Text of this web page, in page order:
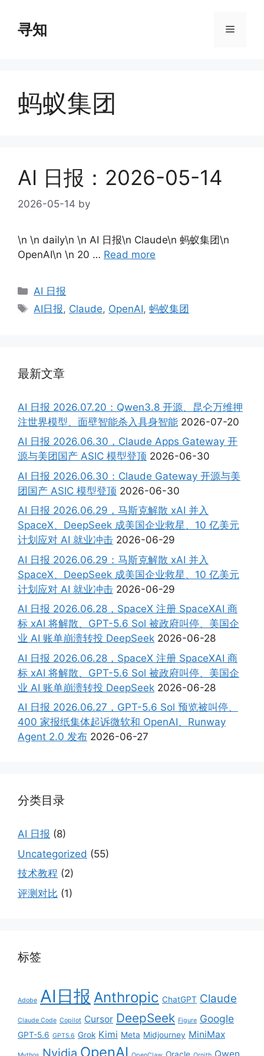
content
寻知 Menu
蚂蚁集团
AI 日报：2026-05-14
2026-05-14 by
\n \n daily\n \n AI 日报\n Claude\n 蚂蚁集团\n
OpenAI\n \n 20 … Read more
Categories
AI 日报
Tags
AI日报, Claude, OpenAI,蚂蚁集团
最新文章
AI 日报 2026.07.20：Qwen3.8 开源、昆仑万维押
注世界模型、面壁智能杀入具身智能 2026-07-20
AI 日报 2026.06.30，Claude Apps Gateway 开
源与美团国产 ASIC 模型登顶 2026-06-30
AI 日报 2026.06.30：Claude Gateway 开源与美
团国产 ASIC 模型登顶 2026-06-30
AI 日报 2026.06.29，马斯克解散 xAI 并入
SpaceX、DeepSeek 成美国企业救星、10 亿美元
计划应对 AI 就业冲击 2026-06-29
AI 日报 2026.06.29：马斯克解散 xAI 并入
SpaceX、DeepSeek 成美国企业救星、10 亿美元
计划应对 AI 就业冲击 2026-06-29
AI 日报 2026.06.28，SpaceX 注册 SpaceXAI 商
标 xAI 将解散、GPT-5.6 Sol 被政府叫停、美国企
业 AI 账单崩溃转投 DeepSeek 2026-06-28
AI 日报 2026.06.28，SpaceX 注册 SpaceXAI 商
标 xAI 将解散、GPT-5.6 Sol 被政府叫停、美国企
业 AI 账单崩溃转投 DeepSeek 2026-06-28
AI 日报 2026.06.27，GPT-5.6 Sol 预览被叫停、
400 家报纸集体起诉微软和 OpenAI、Runway
Agent 2.0 发布 2026-06-27
分类目录
AI 日报 (8)
Uncategorized (55)
技术教程 (2)
评测对比 (1)
标签
Adobe AI日报 Anthropic ChatGPT Claude
Claude Code Copilot Cursor DeepSeek Figure Google
GPT-5.6 GPT5.6 Grok Kimi Meta Midjourney MiniMax
Nvidia OpenAI Oracle Qwen